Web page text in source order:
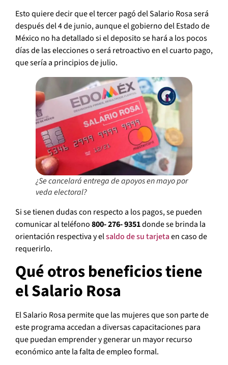
Esto quiere decir que el tercer pagó del Salario Rosa será
después del 4 de junio, aunque el gobierno del Estado de
México no ha detallado si el deposito se hará a los pocos
días de las elecciones o será retroactivo en el cuarto pago,
que sería a principios de julio.
¿Se cancelará entrega de apoyos en mayo por
veda electoral?
Si se tienen dudas con respecto a los pagos, se pueden
comunicar al teléfono800- 276- 9351donde se brinda la
orientación respectiva y elsaldo de su tarjetaen caso de
requerirlo.
Qué otros beneficios tiene
el Salario Rosa
El Salario Rosa permite que las mujeres que son parte de
este programa accedan a diversas capacitaciones para
que puedan emprender y generar un mayor recurso
económico ante la falta de empleo formal.